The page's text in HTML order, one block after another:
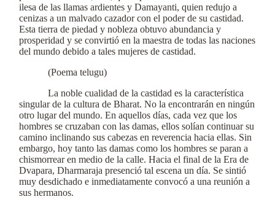
ilesa de las llamas ardientes y Damayanti, quien redujo a
cenizas a un malvado cazador con el poder de su castidad.
Esta tierra de piedad y nobleza obtuvo abundancia y
prosperidad y se convirtió en la maestra de todas las naciones
del mundo debido a tales mujeres de castidad.
(Poema telugu)
La noble cualidad de la castidad es la característica
singular de la cultura de Bharat. No la encontrarán en ningún
otro lugar del mundo. En aquellos días, cada vez que los
hombres se cruzaban con las damas, ellos solían continuar su
camino inclinando sus cabezas en reverencia hacia ellas. Sin
embargo, hoy tanto las damas como los hombres se paran a
chismorrear en medio de la calle. Hacia el final de la Era de
Dvapara, Dharmaraja presenció tal escena un día. Se sintió
muy desdichado e inmediatamente convocó a una reunión a
sus hermanos.